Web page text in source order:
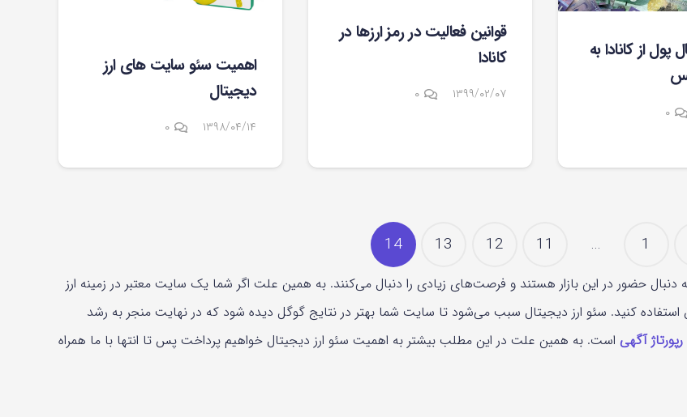
پول از کانادا به
۰
قوانین فعالیت در رمز ارزها در
کانادا
۱۳۹۹/۰۲/۰۷ ۰
اهمیت سئو سایت های ارز
دیجیتال
۱۳۹۸/۰۴/۱۴ ۰
1
…
11
12
13
14
دنبال حضور در این بازار هستند و فرصت‌های زیادی را دنبال می‌کنند. به همین علت اگر شما یک سایت معتبر در زمینه ارز
کنید. سئو ارز دیجیتال سبب می‌شود تا سایت شما بهتر در نتایج گوگل دیده شود که در نهایت منجر به رشد
آگهی است. به همین علت در این مطلب بیشتر به اهمیت سئو ارز دیجیتال خواهیم پرداخت پس تا انتها با ما همراه